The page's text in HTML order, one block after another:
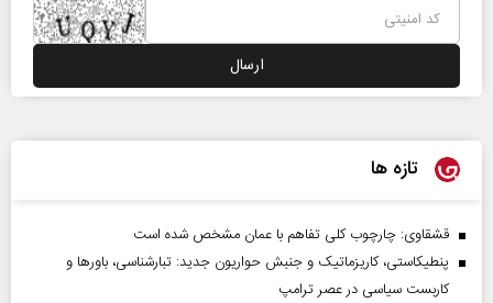
تازه ها
قشقاوی: چارچوب کلی تفاهم با عمان مشخص شده است
پنطیکاستی، کاریزماتیک و جنبش حواریون جدید: تبارشناسی، باور‌ها و
کاربست سیاسی در عصر ترامپ